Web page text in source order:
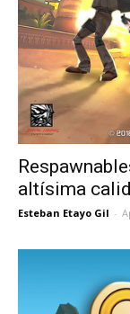
altísima
Esteban Etayo Gil -